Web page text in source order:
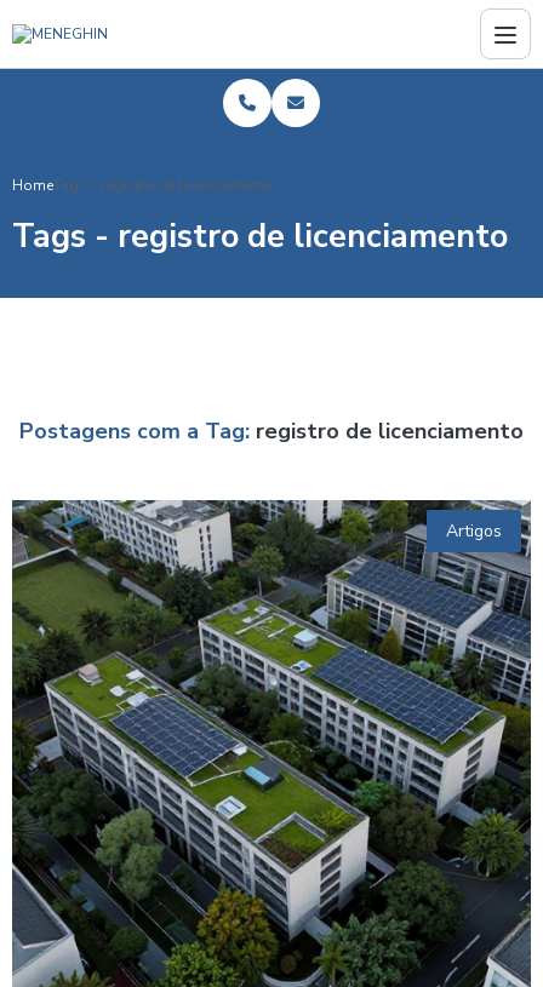
HomeTags - registro de licenciamento
Tags - registro de licenciamento
Postagens com a Tag: registro de licenciamento
Artigos